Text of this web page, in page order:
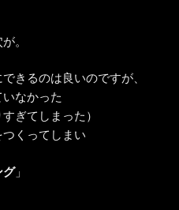
。
きるのは良いのですが、
いなかった
ぎてしまった）
くってしまい
グ」